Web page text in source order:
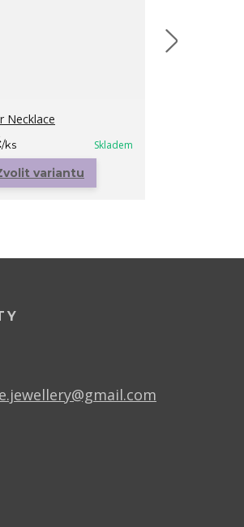
Necklace
/ks Skladem
variantu